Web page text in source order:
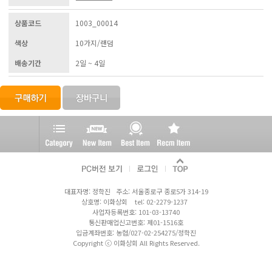
상품코드
1003_00014
색상
10가지/랜덤
배송기간
2일 ~ 4일
대표자명: 정학진 주소: 서울종로구 종로5가 314-19
상호명: 이화상회 tel: 02-2279-1237
사업자등록번호: 101-03-13740
통신판매업신고번호: 제01-1516호
입금계좌번호: 농협/027-02-254275/정학진
Copyright ⓒ 이화상회 All Rights Reserved.